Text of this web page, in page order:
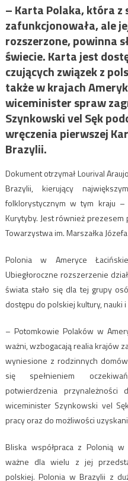
– Karta Polaka, która z
zafunkcjonowała, ale
rozszerzone, powinna
świecie. Karta jest
czujących związek z
także w krajach
wiceminister spraw
Szynkowski vel Sęk
wręczenia pierwszej
Brazylii.
Dokument otrzymał Lourival
Brazylii, kierujący
folklorystycznym w tym kraju –
Kurytyby. Jest również
Towarzystwa im. Marszałka
Polonia w Ameryce
Ubiegłoroczne rozszerzenie
świata stało się dla tej grupy
dostępu do polskiej kultury, nauki
– Potomkowie Polaków w
ważni, wzbogacają realia krajów
wyniesione z rodzinnych
się spełnieniem
potwierdzenia
wiceminister Szynkowski vel
pracy oraz do możliwości
Bliska współpraca z Polonią w
ważne dla wielu z jej
polskiej. Polonia w Brazylii z